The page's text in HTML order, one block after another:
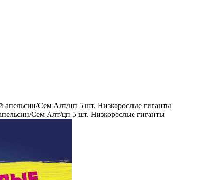
Сем Алт/цп 5 шт. Низкорослые гиганты
Сем Алт/цп 5 шт. Низкорослые гиганты